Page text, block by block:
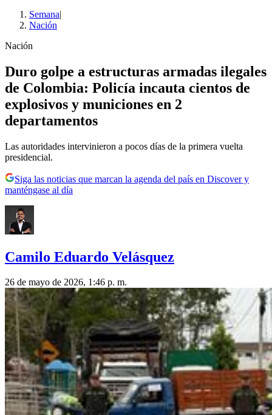
Semana|
Nación
Nación
Duro golpe a estructuras armadas ilegales
de Colombia: Policía incauta cientos de
explosivos y municiones en 2
departamentos
Las autoridades intervinieron a pocos días de la primera vuelta
presidencial.
Siga las noticias que marcan la agenda del país en Discover y
manténgase al día
Camilo Eduardo Velásquez
26 de mayo de 2026, 1:46 p. m.